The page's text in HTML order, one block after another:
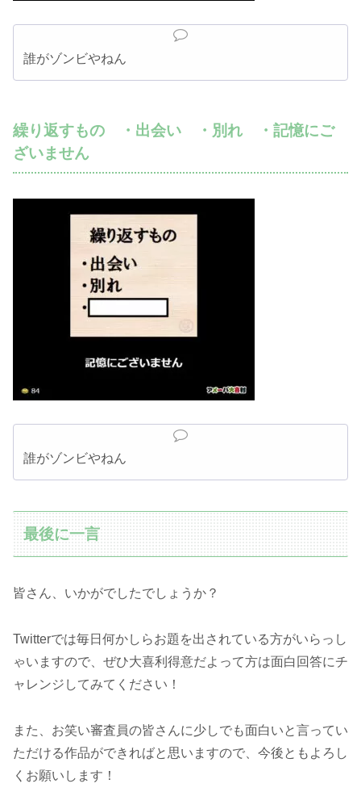
誰がゾンビやねん
繰り返すもの ・出会い ・別れ ・記憶にご
ざいません
誰がゾンビやねん
最後に一言
皆さん、いかがでしたでしょうか？
Twitterでは毎日何かしらお題を出されている方がいらっし
ゃいますので、ぜひ大喜利得意だよって方は面白回答にチ
ャレンジしてみてください！
また、お笑い審査員の皆さんに少しでも面白いと言ってい
ただける作品ができればと思いますので、今後ともよろし
くお願いします！